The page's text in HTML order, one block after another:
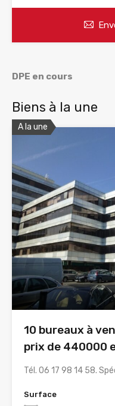
DPE en cours
Biens à la une
A la une
10 bureaux à
prix de 440000
Tél. 06 17 98 14 58.
Surface